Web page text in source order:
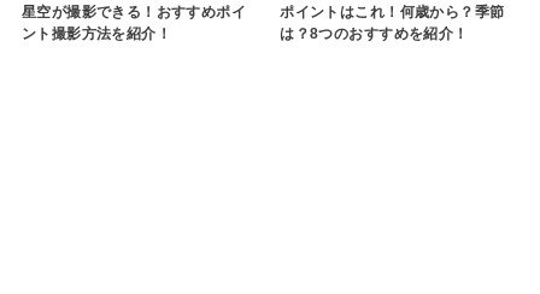
星空が撮影できる！おすすめポイ
ント撮影方法を紹介！
ポイントはこれ！何歳から？季節
は？8つのおすすめを紹介！